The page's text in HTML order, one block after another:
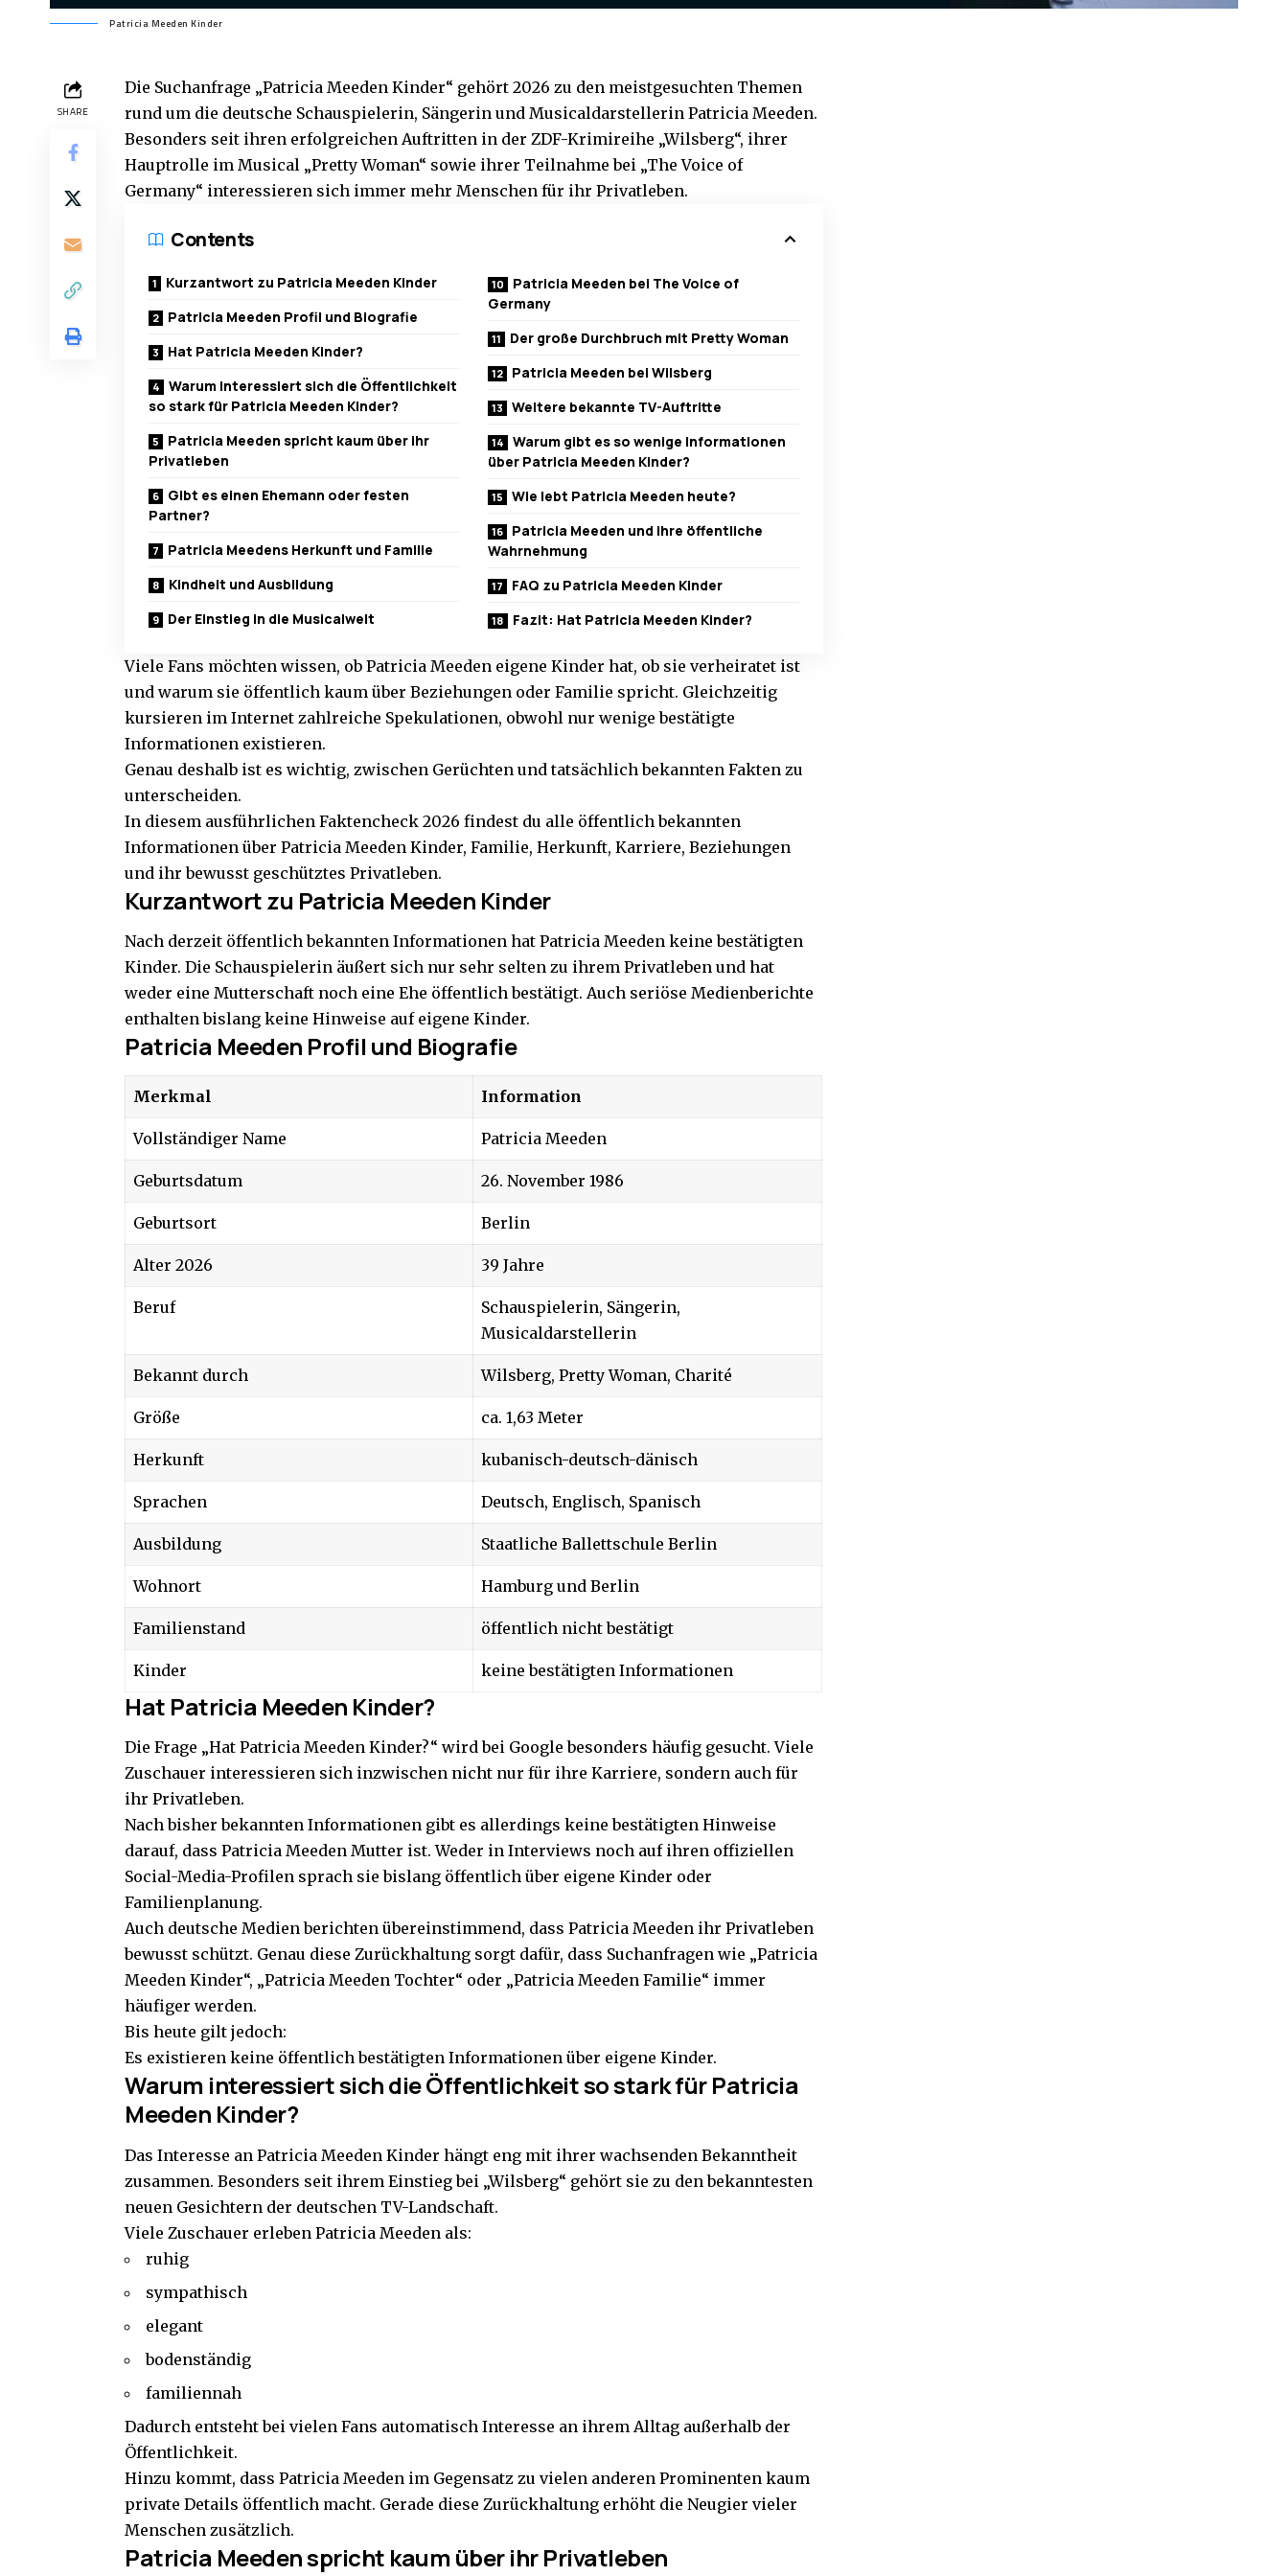
Patricia Meeden Kinder
SHARE
Die Suchanfrage „Patricia Meeden Kinder“ gehört 2026 zu den meistgesuchten Themen
rund um die deutsche Schauspielerin, Sängerin und Musicaldarstellerin Patricia Meeden.
Besonders seit ihren erfolgreichen Auftritten in der ZDF-Krimireihe „Wilsberg“, ihrer
Hauptrolle im Musical „Pretty Woman“ sowie ihrer Teilnahme bei „The Voice of
Germany“ interessieren sich immer mehr Menschen für ihr Privatleben.
Contents
Kurzantwort zu Patricia Meeden Kinder
Patricia Meeden Profil und Biografie
Hat Patricia Meeden Kinder?
Warum interessiert sich die Öffentlichkeit
so stark für Patricia Meeden Kinder?
Patricia Meeden spricht kaum über ihr
Privatleben
Gibt es einen Ehemann oder festen
Partner?
Patricia Meedens Herkunft und Familie
Kindheit und Ausbildung
Der Einstieg in die Musicalwelt
Patricia Meeden bei The Voice of
Germany
Der große Durchbruch mit Pretty Woman
Patricia Meeden bei Wilsberg
Weitere bekannte TV-Auftritte
Warum gibt es so wenige Informationen
über Patricia Meeden Kinder?
Wie lebt Patricia Meeden heute?
Patricia Meeden und ihre öffentliche
Wahrnehmung
FAQ zu Patricia Meeden Kinder
Fazit: Hat Patricia Meeden Kinder?
Viele Fans möchten wissen, ob Patricia Meeden eigene Kinder hat, ob sie verheiratet ist
und warum sie öffentlich kaum über Beziehungen oder Familie spricht. Gleichzeitig
kursieren im Internet zahlreiche Spekulationen, obwohl nur wenige bestätigte
Informationen existieren.
Genau deshalb ist es wichtig, zwischen Gerüchten und tatsächlich bekannten Fakten zu
unterscheiden.
In diesem ausführlichen Faktencheck 2026 findest du alle öffentlich bekannten
Informationen über Patricia Meeden Kinder, Familie, Herkunft, Karriere, Beziehungen
und ihr bewusst geschütztes Privatleben.
Kurzantwort zu Patricia Meeden Kinder
Nach derzeit öffentlich bekannten Informationen hat Patricia Meeden keine bestätigten
Kinder. Die Schauspielerin äußert sich nur sehr selten zu ihrem Privatleben und hat
weder eine Mutterschaft noch eine Ehe öffentlich bestätigt. Auch seriöse Medienberichte
enthalten bislang keine Hinweise auf eigene Kinder.
Patricia Meeden Profil und Biografie
Merkmal Information
Vollständiger Name Patricia Meeden
Geburtsdatum 26. November 1986
Geburtsort Berlin
Alter 2026 39 Jahre
Beruf
Schauspielerin, Sängerin,
Musicaldarstellerin
Bekannt durch Wilsberg, Pretty Woman, Charité
Größe ca. 1,63 Meter
Herkunft kubanisch-deutsch-dänisch
Sprachen Deutsch, Englisch, Spanisch
Ausbildung Staatliche Ballettschule Berlin
Wohnort Hamburg und Berlin
Familienstand öffentlich nicht bestätigt
Kinder keine bestätigten Informationen
Hat Patricia Meeden Kinder?
Die Frage „Hat Patricia Meeden Kinder?“ wird bei Google besonders häufig gesucht. Viele
Zuschauer interessieren sich inzwischen nicht nur für ihre Karriere, sondern auch für
ihr Privatleben.
Nach bisher bekannten Informationen gibt es allerdings keine bestätigten Hinweise
darauf, dass Patricia Meeden Mutter ist. Weder in Interviews noch auf ihren offiziellen
Social-Media-Profilen sprach sie bislang öffentlich über eigene Kinder oder
Familienplanung.
Auch deutsche Medien berichten übereinstimmend, dass Patricia Meeden ihr Privatleben
bewusst schützt. Genau diese Zurückhaltung sorgt dafür, dass Suchanfragen wie „Patricia
Meeden Kinder“, „Patricia Meeden Tochter“ oder „Patricia Meeden Familie“ immer
häufiger werden.
Bis heute gilt jedoch:
Es existieren keine öffentlich bestätigten Informationen über eigene Kinder.
Warum interessiert sich die Öffentlichkeit so stark für Patricia
Meeden Kinder?
Das Interesse an Patricia Meeden Kinder hängt eng mit ihrer wachsenden Bekanntheit
zusammen. Besonders seit ihrem Einstieg bei „Wilsberg“ gehört sie zu den bekanntesten
neuen Gesichtern der deutschen TV-Landschaft.
Viele Zuschauer erleben Patricia Meeden als:
ruhig
sympathisch
elegant
bodenständig
familiennah
Dadurch entsteht bei vielen Fans automatisch Interesse an ihrem Alltag außerhalb der
Öffentlichkeit.
Hinzu kommt, dass Patricia Meeden im Gegensatz zu vielen anderen Prominenten kaum
private Details öffentlich macht. Gerade diese Zurückhaltung erhöht die Neugier vieler
Menschen zusätzlich.
Patricia Meeden spricht kaum über ihr Privatleben